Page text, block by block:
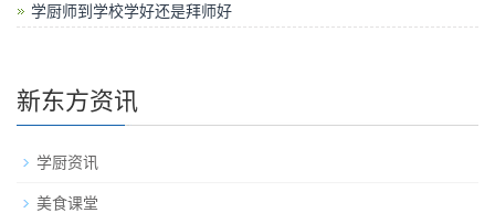
学厨师到学校学好还是拜师好
新东方资讯
学厨资讯
美食课堂